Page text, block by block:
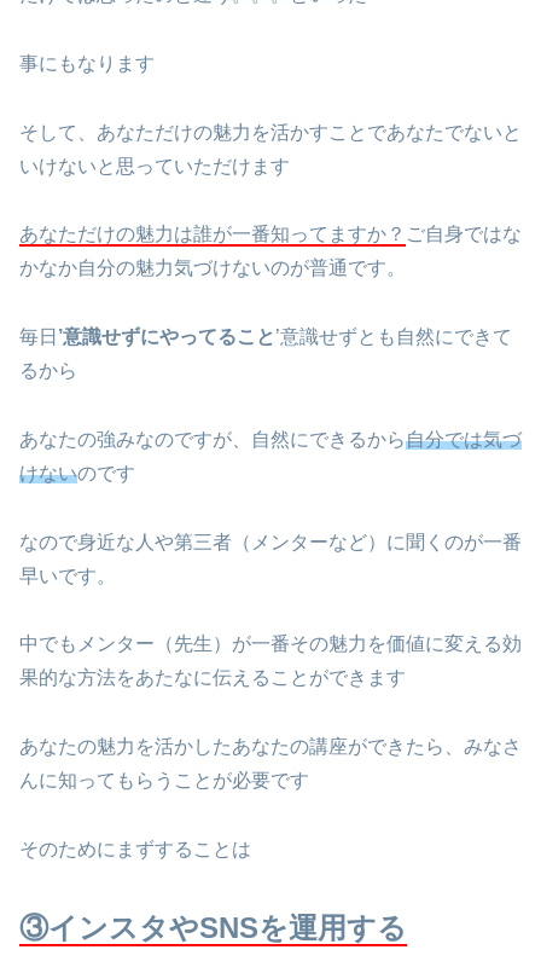
事にもなります
そして、あなただけの魅力を活かすことであなたでないと
いけないと思っていただけます
あなただけの魅力は誰が一番知ってますか？ ご自身ではな
かなか自分の魅力気づけないのが普通です。
毎日 ’意識せずにやってること’意識せずとも自然にできて
るから
あなたの強みなのですが、自然にできるから自分では気づ
けないのです
なので身近な人や第三者（メンターなど）に聞くのが一番
早いです。
中でもメンター（先生）が一番その魅力を価値に変える効
果的な方法をあたなに伝えることができます
あなたの魅力を活かしたあなたの講座ができたら、みなさ
んに知ってもらうことが必要です
そのためにまずすることは
③インスタやSNSを運用する